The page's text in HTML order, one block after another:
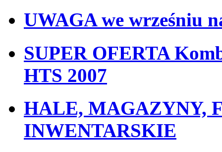
UWAGA we wrześniu
SUPER OFERTA
HTS 2007
HALE, MAGAZYNY,
INWENTARSKIE